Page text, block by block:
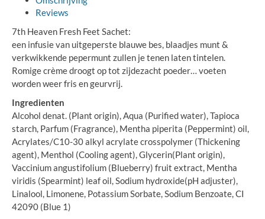
Reviews
7th Heaven Fresh Feet Sachet:
een infusie van uitgeperste blauwe bes, blaadjes munt &
verkwikkende pepermunt zullen je tenen laten tintelen.
Romige crème droogt op tot zijdezacht poeder… voeten
worden weer fris en geurvrij.
Ingredienten
Alcohol denat. (Plant origin), Aqua (Purified water), Tapioca
starch, Parfum (Fragrance), Mentha piperita (Peppermint) oil,
Acrylates/C10-30 alkyl acrylate crosspolymer (Thickening
agent), Menthol (Cooling agent), Glycerin(Plant origin),
Vaccinium angustifolium (Blueberry) fruit extract, Mentha
viridis (Spearmint) leaf oil, Sodium hydroxide(pH adjuster),
Linalool, Limonene, Potassium Sorbate, Sodium Benzoate, CI
42090 (Blue 1)